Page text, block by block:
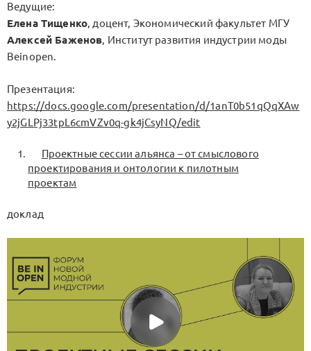
Ведущие:
Елена Тищенко, доцент, Экономический факультет МГУ
Алексей Баженов, Институт развития индустрии моды
Beinopen.
Презентация:
https://docs.google.com/presentation/d/1anT0b51qQqXAw
y2jGLPj33tpL6cmVZv0q-gk4jCsyNQ/edit
Проектные сессии альянса – от смыслового
проектирования и онтологии к пилотным
проектам
доклад